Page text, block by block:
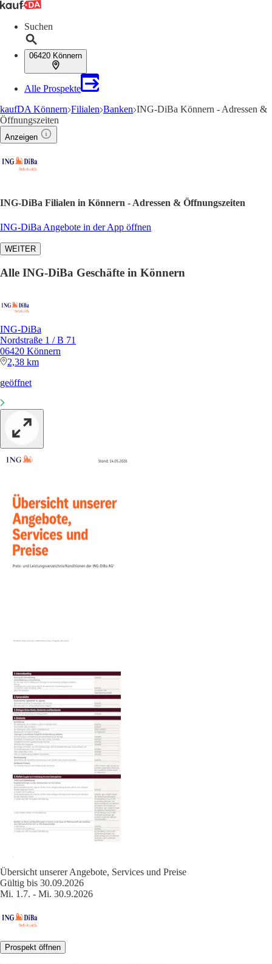
Suchen
06420 Könnern
Alle Prospekte
kaufDA Könnern Filialen Banken ING-DiBa Könnern - Adressen &
Öffnungszeiten
Anzeigen
ING-DiBa Filialen in Könnern - Adressen & Öffnungszeiten
ING-DiBa Angebote in der App öffnen
WEITER
Alle ING-DiBa Geschäfte in Könnern
ING-DiBa
Nordstraße 1 / B 71
06420 Könnern
2,38 km
geöffnet
Übersicht unserer Angebote, Services und Preise
Gültig bis 30.09.2026
Mi. 1.7. - Mi. 30.9.2026
Prospekt öffnen